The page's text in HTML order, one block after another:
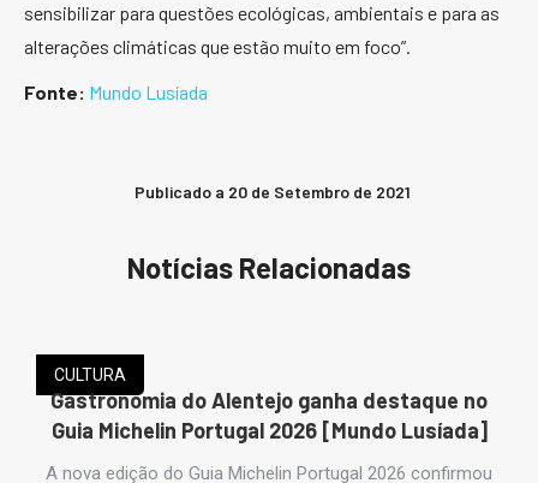
sensibilizar para questões ecológicas, ambientais e para as
alterações climáticas que estão muito em foco”.
Fonte: Mundo Lusíada
Publicado a 20 de Setembro de 2021
Notícias Relacionadas
CULTURA
Gastronomia do Alentejo ganha destaque no
Guia Michelin Portugal 2026 [Mundo Lusíada]
A nova edição do Guia Michelin Portugal 2026 confirmou